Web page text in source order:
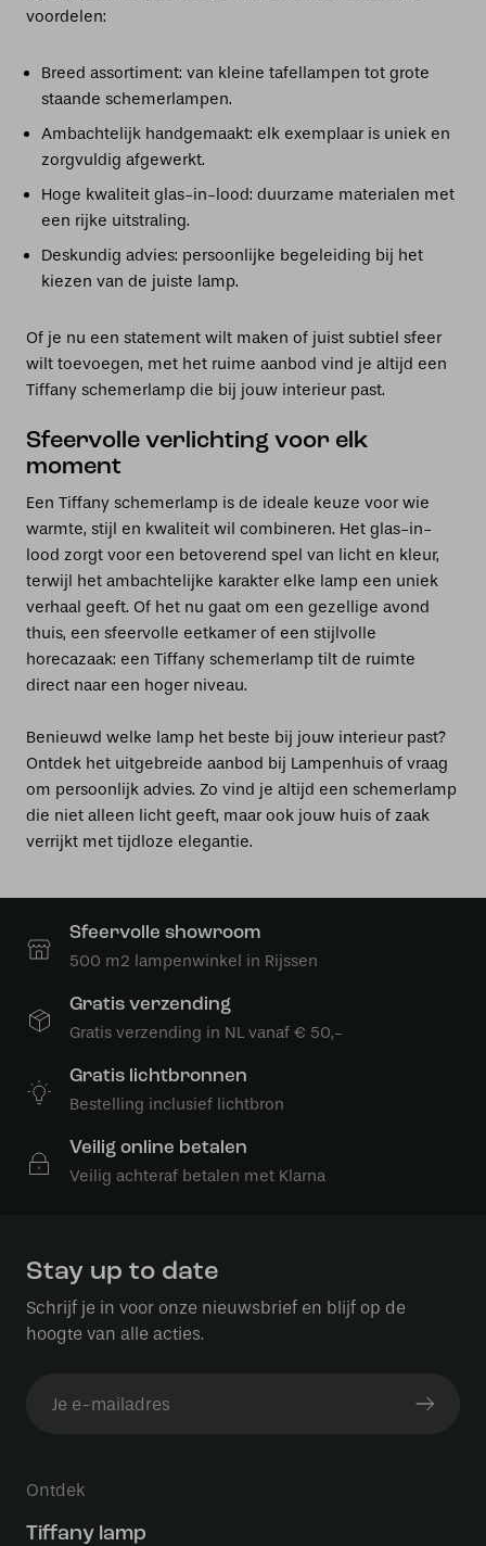
voordelen:
Breed assortiment: van kleine tafellampen tot grote
staande schemerlampen.
Ambachtelijk handgemaakt: elk exemplaar is uniek en
zorgvuldig afgewerkt.
Hoge kwaliteit glas-in-lood: duurzame materialen met
een rijke uitstraling.
Deskundig advies: persoonlijke begeleiding bij het
kiezen van de juiste lamp.
Of je nu een statement wilt maken of juist subtiel sfeer
wilt toevoegen, met het ruime aanbod vind je altijd een
Tiffany schemerlamp die bij jouw interieur past.
Sfeervolle verlichting voor elk
moment
Een Tiffany schemerlamp is de ideale keuze voor wie
warmte, stijl en kwaliteit wil combineren. Het glas-in-
lood zorgt voor een betoverend spel van licht en kleur,
terwijl het ambachtelijke karakter elke lamp een uniek
verhaal geeft. Of het nu gaat om een gezellige avond
thuis, een sfeervolle eetkamer of een stijlvolle
horecazaak: een Tiffany schemerlamp tilt de ruimte
direct naar een hoger niveau.
Benieuwd welke lamp het beste bij jouw interieur past?
Ontdek het uitgebreide aanbod bij Lampenhuis of vraag
om persoonlijk advies. Zo vind je altijd een schemerlamp
die niet alleen licht geeft, maar ook jouw huis of zaak
verrijkt met tijdloze elegantie.
Sfeervolle showroom
500 m2 lampenwinkel in Rijssen
Gratis verzending
Gratis verzending in NL vanaf € 50,-
Gratis lichtbronnen
Bestelling inclusief lichtbron
Veilig online betalen
Veilig achteraf betalen met Klarna
Stay up to date
Schrijf je in voor onze nieuwsbrief en blijf op de
hoogte van alle acties.
Ontdek
Tiffany lamp